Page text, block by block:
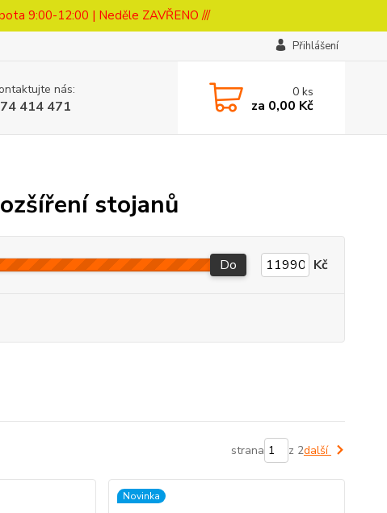
9:00-12:00 | Neděle ZAVŘENO ///
Přihlášení
nás:
414 471
0ks
za 0,00 Kč
stojanů
Do Kč
strana z 2další
Novinka